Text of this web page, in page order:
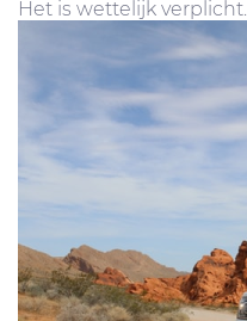
Het is wettelijk verplicht.